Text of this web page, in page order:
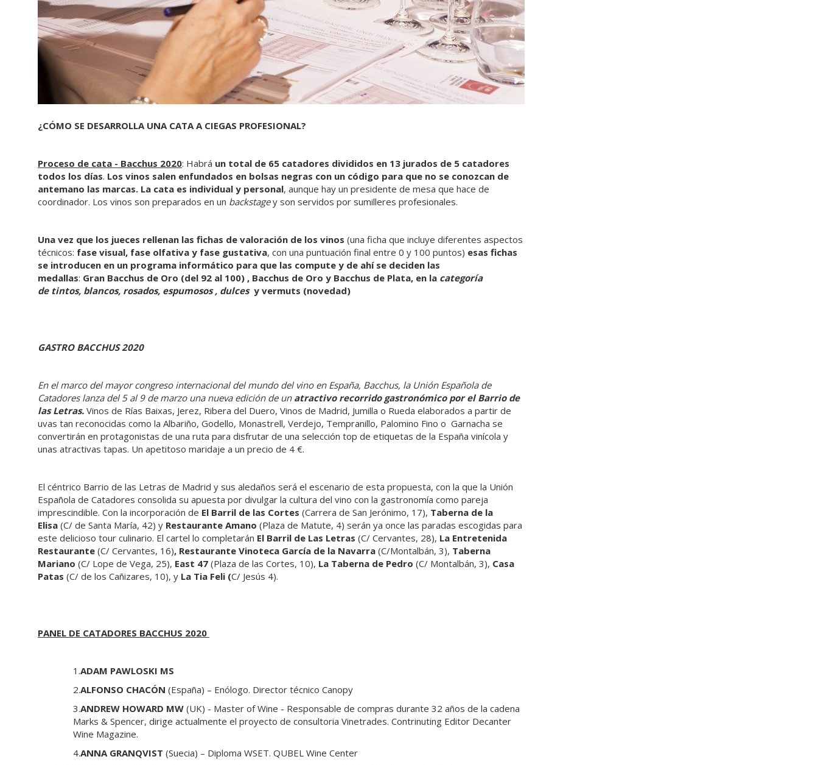
¿CÓMO SE DESARROLLA UNA CATA A CIEGAS PROFESIONAL?
Proceso de cata - Bacchus 2020: Habrá un total de 65 catadores divididos en 13 jurados de 5 catadores
todos los días. Los vinos salen enfundados en bolsas negras con un código para que no se conozcan de
antemano las marcas. La cata es individual y personal, aunque hay un presidente de mesa que hace de
coordinador. Los vinos son preparados en un backstagey son servidos por sumilleres profesionales.
Una vez que los jueces rellenan las fichas de valoración de los vinos (una ficha que incluye diferentes aspectos
técnicos: fase visual, fase olfativa y fase gustativa, con una puntuación final entre 0 y 100 puntos) esas fichas
se introducen en un programa informático para que las compute y de ahí se deciden las
medallas: Gran Bacchus de Oro (del 92 al 100) , Bacchus de Oro y Bacchus de Plata, en la categoría
de tintos, blancos, rosados, espumosos , dulces y vermuts (novedad)
GASTRO BACCHUS 2020
En el marco del mayor congreso internacional del mundo del vino en España, Bacchus, la Unión Española de
Catadores lanza del 5 al 9 de marzo una nueva edición de un atractivo recorrido gastronómico por el Barrio de
las Letras. Vinos de Rías Baixas, Jerez, Ribera del Duero, Vinos de Madrid, Jumilla o Rueda elaborados a partir de
uvas tan reconocidas como la Albariño, Godello, Monastrell, Verdejo, Tempranillo, Palomino Fino o Garnacha se
convertirán en protagonistas de una ruta para disfrutar de una selección top de etiquetas de la España vinícola y
unas atractivas tapas. Un apetitoso maridaje a un precio de 4 €.
El céntrico Barrio de las Letras de Madrid y sus aledaños será el escenario de esta propuesta, con la que la Unión
Española de Catadores consolida su apuesta por divulgar la cultura del vino con la gastronomía como pareja
imprescindible. Con la incorporación de El Barril de las Cortes (Carrera de San Jerónimo, 17), Taberna de la
Elisa (C/ de Santa María, 42) y Restaurante Amano (Plaza de Matute, 4) serán ya once las paradas escogidas para
este delicioso tour culinario. El cartel lo completarán El Barril de Las Letras (C/ Cervantes, 28), La Entretenida
Restaurante (C/ Cervantes, 16), Restaurante Vinoteca García de la Navarra (C/Montalbán, 3), Taberna
Mariano (C/ Lope de Vega, 25), East 47 (Plaza de las Cortes, 10), La Taberna de Pedro (C/ Montalbán, 3), Casa
Patas (C/ de los Cañizares, 10), y La Tia Feli (C/ Jesús 4).
PANEL DE CATADORES BACCHUS 2020
1.ADAM PAWLOSKI MS
2.ALFONSO CHACÓN (España) – Enólogo. Director técnico Canopy
3.ANDREW HOWARD MW (UK) - Master of Wine - Responsable de compras durante 32 años de la cadena
Marks & Spencer, dirige actualmente el proyecto de consultoria Vinetrades. Contrinuting Editor Decanter
Wine Magazine.
4.ANNA GRANQVIST (Suecia) – Diploma WSET. QUBEL Wine Center